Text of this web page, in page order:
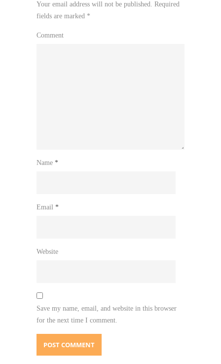
Your email address will not be published. Required
fields are marked *
Comment
Name *
Email *
Website
Save my name, email, and website in this browser
for the next time I comment.